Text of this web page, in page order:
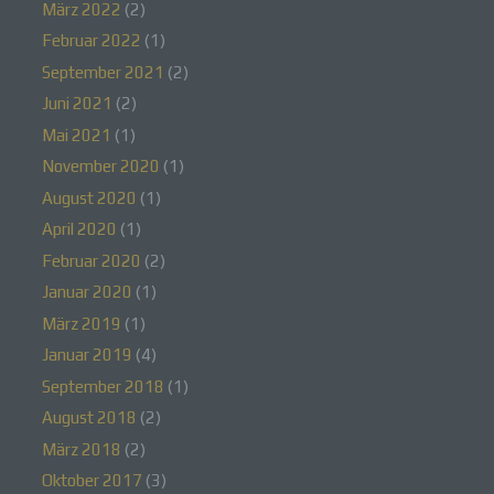
März 2022 (2)
Februar 2022 (1)
September 2021 (2)
Juni 2021 (2)
Mai 2021 (1)
November 2020 (1)
August 2020 (1)
April 2020 (1)
Februar 2020 (2)
Januar 2020 (1)
März 2019 (1)
Januar 2019 (4)
September 2018 (1)
August 2018 (2)
März 2018 (2)
Oktober 2017 (3)
a) personenbezogene Daten
Personenbezogene Daten sind alle
Informationen, die sich auf eine identifizierte oder
„betroffene Person") beziehen. Als identifizierbar
wird eine natürliche Person angesehen, die direkt
oder indirekt, insbesondere mittels Zuordnung zu
einer Kennung wie einem Namen, zu einer
Kennung oder zu einem oder mehreren
besonderen Merkmalen, die Ausdruck der
physischen, physiologischen, genetischen,
psychischen, wirtschaftlichen, kulturellen oder
identifiziert werden kann.
b) betroffene Person